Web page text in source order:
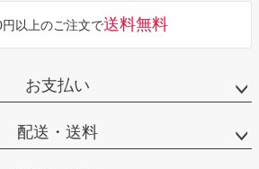
以上のご注文で送料無料
お支払い
配送・送料